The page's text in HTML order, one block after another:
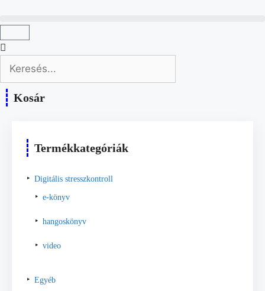
Kosár
Termékkategóriák
Digitális stresszkontroll
e-könyv
hangoskönyv
video
Egyéb